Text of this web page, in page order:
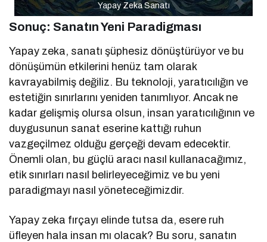
Yapay Zeka Sanatı
Sonuç: Sanatın Yeni Paradigması
Yapay zeka, sanatı şüphesiz dönüştürüyor ve bu
dönüşümün etkilerini henüz tam olarak
kavrayabilmiş değiliz. Bu teknoloji, yaratıcılığın ve
estetiğin sınırlarını yeniden tanımlıyor. Ancak ne
kadar gelişmiş olursa olsun, insan yaratıcılığının ve
duygusunun sanat eserine kattığı ruhun
vazgeçilmez olduğu gerçeği devam edecektir.
Önemli olan, bu güçlü aracı nasıl kullanacağımız,
etik sınırları nasıl belirleyeceğimiz ve bu yeni
paradigmayı nasıl yöneteceğimizdir.
Yapay zeka fırçayı elinde tutsa da, esere ruh
üfleyen hala insan mı olacak? Bu soru, sanatın